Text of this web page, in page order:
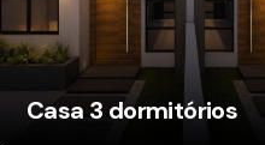
Casa 3 dormitórios